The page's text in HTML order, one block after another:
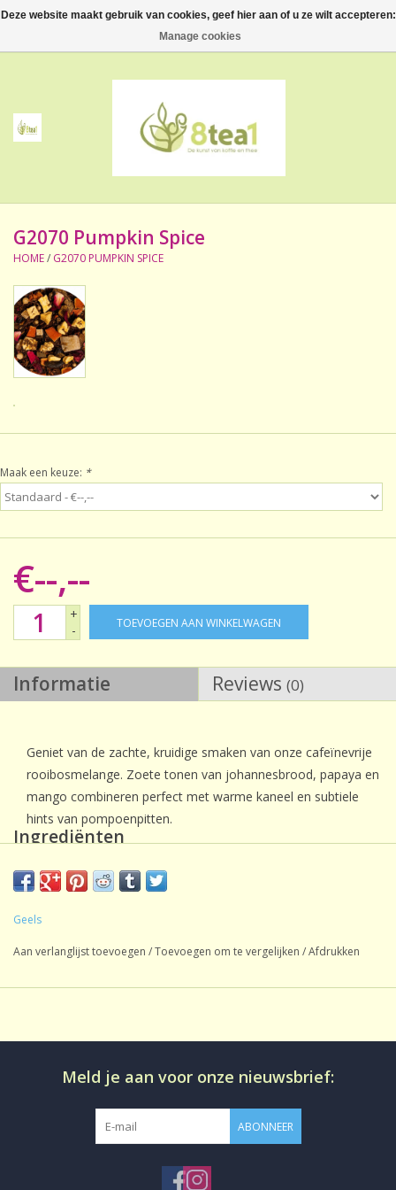
0 Artikelen - €--,--
Thee
Accessoires
NIEUW! Verpakte thee
BeppeDeli en 8tea1
Contact
Sale!
Laatste kans!
G2070 Pumpkin Spice
HOME/ G2070 PUMPKIN SPICE
Maak een keuze: *
€--,--
+
-
TOEVOEGEN AAN WINKELWAGEN
Informatie Reviews (0)
Geniet van de zachte, kruidige smaken van onze cafeïnevrije
rooibosmelange. Zoete tonen van johannesbrood, papaya en
mango combineren perfect met warme kaneel en subtiele
hints van pompoenpitten.
Ingrediënten
mangostukjes (mango, suiker, zuurteregelaar: citroenzuur),
sinaasappelaroma, natuurlijk kaneelaroma.
Geels
Aan verlanglijst toevoegen /Toevoegen om te vergelijken /Afdrukken
Meld je aan voor onze nieuwsbrief:
ABONNEER
Deze website maakt gebruik van cookies, geef hier aan of u ze wilt accepteren:
Manage cookies